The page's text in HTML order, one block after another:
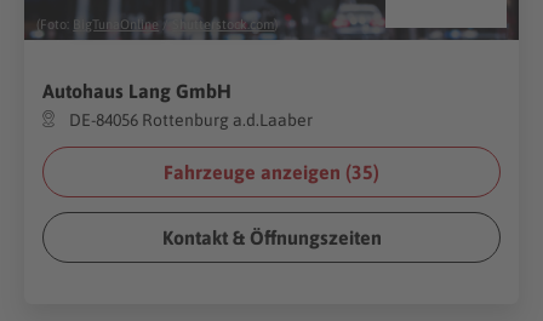
(Foto: BigTunaOnline / Shutterstock.com)
Autohaus Lang GmbH
DE-84056 Rottenburg a.d.Laaber
Fahrzeuge anzeigen (35)
Kontakt & Öffnungszeiten